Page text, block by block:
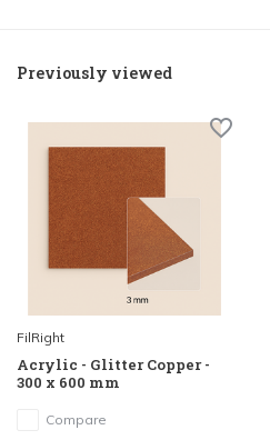
Previously viewed
FilRight
Acrylic - Glitter Copper -
300 x 600 mm
Compare